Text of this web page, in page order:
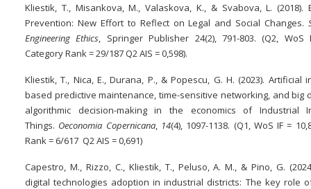
Kliestik, T., Misankova, M., Valaskova, K., & Svabova, L. (2018).
Prevention: New Effort to Reflect on Legal and Social Changes.
Engineering Ethics, Springer Publisher 24(2), 791-803. (Q2, WoS
Category Rank = 29/187 Q2 AIS = 0,598).
Kliestik, T., Nica, E., Durana, P., & Popescu, G. H. (2023). Artificial
based predictive maintenance, time-sensitive networking, and big
algorithmic decision-making in the economics of Industrial
Things. Oeconomia Copernicana, 14(4), 1097-1138. (Q1, WoS IF =
Rank = 6/617 Q2 AIS = 0,691)
Capestro, M., Rizzo, C., Kliestik, T., Peluso, A. M., & Pino, G.
digital technologies adoption in industrial districts: The key role